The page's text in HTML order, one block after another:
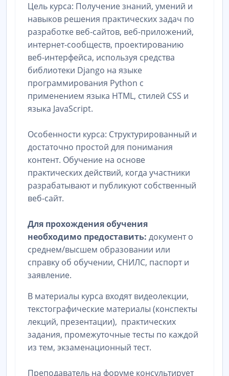
Цель курса: Получение знаний, умений и
навыков решения практических задач по
разработке веб-сайтов, веб-приложений,
интернет-сообществ, проектированию
веб-интерфейса, используя средства
библиотеки Django на языке
программирования Python с
применением языка HTML, стилей CSS и
языка JavaScript.
Особенности курса: Структурированный и
достаточно простой для понимания
контент. Обучение на основе
практических действий, когда участники
разрабатывают и публикуют собственный
веб-сайт.
Для прохождения обучения
необходимо предоставить: документ о
среднем/высшем образовании или
справку об обучении, СНИЛС, паспорт и
заявление.
В материалы курса входят видеолекции,
текстографические материалы (конспекты
лекций, презентации), практических
задания, промежуточные тесты по каждой
из тем, экзаменационный тест.
Преподаватель на форуме консультирует